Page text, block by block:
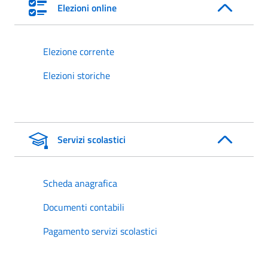
Elezioni online
Elezione corrente
Elezioni storiche
Servizi scolastici
Scheda anagrafica
Documenti contabili
Pagamento servizi scolastici